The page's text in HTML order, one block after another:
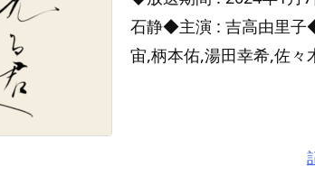
石静◆主演 : 吉高由里子
宙,柄本佑,湯田幸希,佐々